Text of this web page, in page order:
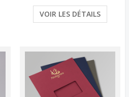
VOIR LES DÉTAILS